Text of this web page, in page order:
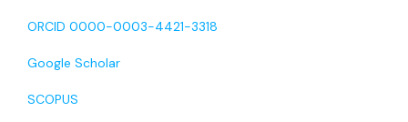
ORCID 0000-0003-4421-3318
Google Scholar
SCOPUS